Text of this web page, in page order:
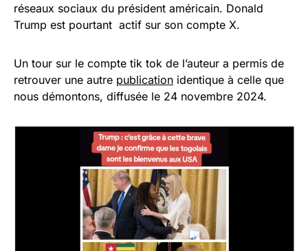
réseaux sociaux du président américain. Donald
Trump est pourtant actif sur son compte X.
Un tour sur le compte tik tok de l’auteur a permis de
retrouver une autre publication identique à celle que
nous démontons, diffusée le 24 novembre 2024.